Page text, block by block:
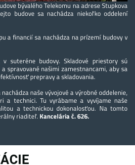
bývalého Telekomu na adrese Stupkova
budove sa nachádza niekoľko oddelení
a financií sa nachádza na prízemí budovy v
suteréne budovy. Skladové priestory sú
spravované našimi zamestnancami, aby sa
prepravy a skladovania.
naše vývojové a výrobné oddelenie,
a technici. Tu vyrábame a vyvíjame naše
a technickou dokonalosťou. Na tomto
riaditeľ. Kancelária č. 626.